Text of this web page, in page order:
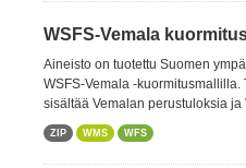
WSFS-Vemala
Aineisto on tuotettu Suomen
WSFS-Vemala -
sisältää Vemalan perustuloksia ja
ZIP WMS WFS